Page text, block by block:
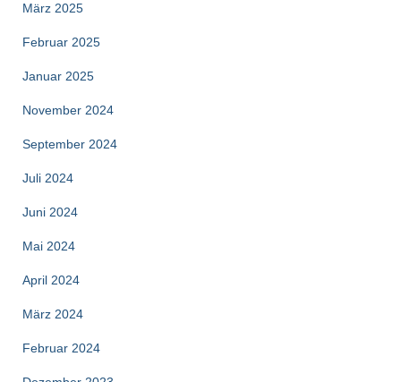
März 2025
Februar 2025
Januar 2025
November 2024
September 2024
Juli 2024
Juni 2024
Mai 2024
April 2024
März 2024
Februar 2024